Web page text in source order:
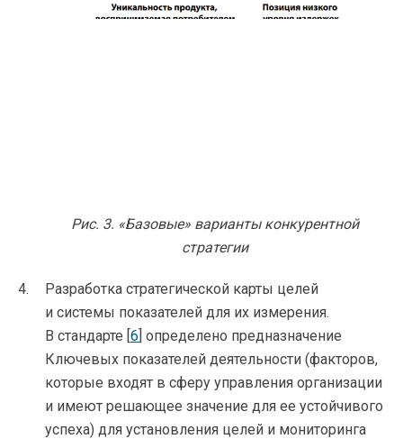
Рис. 3. «Базовые» варианты конкурентной
стратегии
Разработка стратегической карты целей
и системы показателей для их измерения.
В стандарте [6] определено предназначение
Ключевых показателей деятельности (факторов,
которые входят в сферу управления организации
и имеют решающее значение для ее устойчивого
успеха) для установления целей и мониторинга